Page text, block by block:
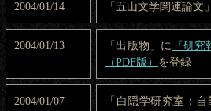
2004/01/14 「五山文学関連論文
2004/01/13 「出版物」に
『研
（PDF版） を登録
2004/01/07
「白隠学研究室：